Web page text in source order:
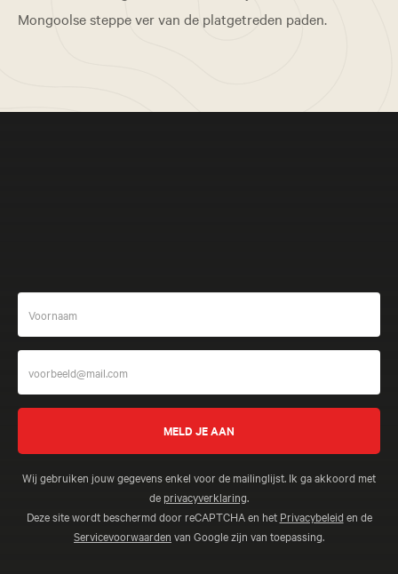
Mongoolse steppe ver van de platgetreden paden.
Wij gebruiken jouw gegevens enkel voor de mailinglijst. Ik ga akkoord met
de privacyverklaring.
Deze site wordt beschermd door reCAPTCHA en het Privacybeleid en de
Servicevoorwaarden van Google zijn van toepassing.